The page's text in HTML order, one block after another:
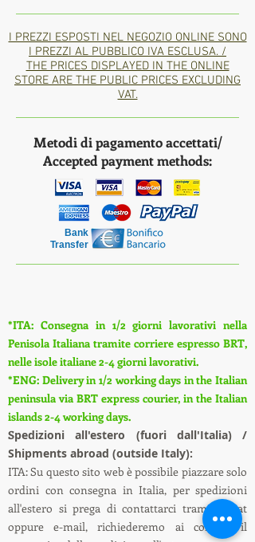
I PREZZI ESPOSTI NEL NEGOZIO ONLINE SONO
I PREZZI AL PUBBLICO IVA ESCLUSA. /
THE PRICES DISPLAYED IN THE ONLINE
STORE ARE THE PUBLIC PRICES EXCLUDING
VAT.
Metodi di pagamento accettati/
Accepted payment methods:
Bank
Transfer
*ITA: Consegna in 1/2 giorni lavorativi nella
Penisola Italiana tramite corriere espresso BRT,
nelle isole italiane 2-4 giorni lavorativi.
*ENG: Delivery in 1/2 working days in the Italian
peninsula via BRT express courier, in the Italian
islands 2-4 working days.
Spedizioni all'estero (fuori dall'Italia) /
Shipments abroad (outside Italy):
ITA: Su questo sito web è possibile piazzare solo
ordini con consegna in Italia, per spedizioni
all'estero si prega di contattarci tramite chat
oppure e-mail, richiederemo ai corrieri il